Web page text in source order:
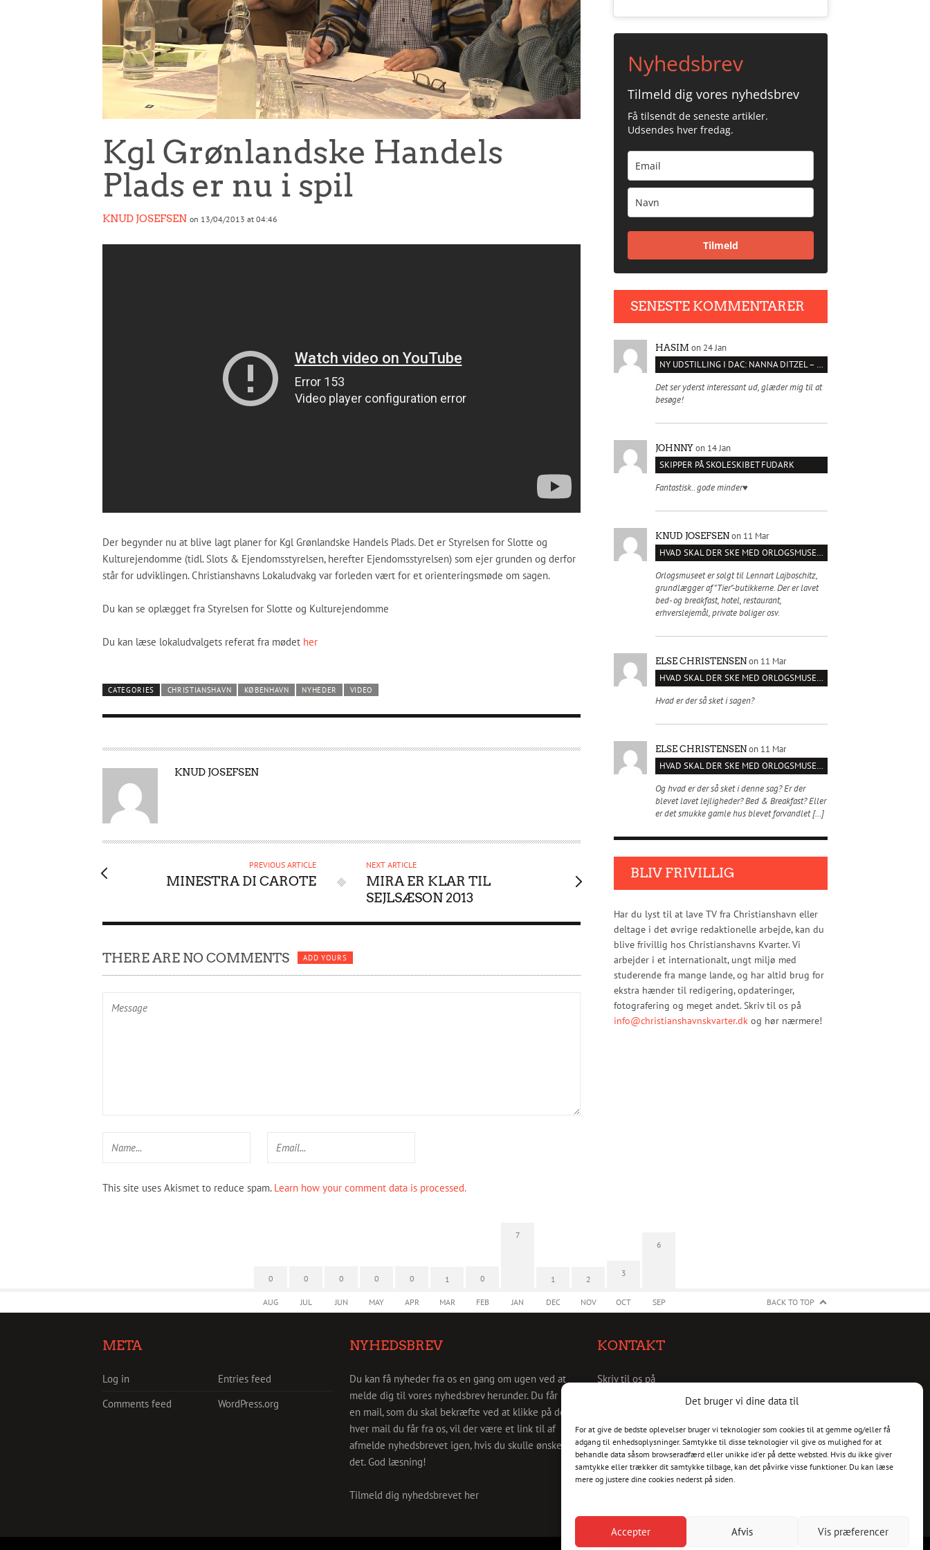
Det bruger vi dine data til
For at give de bedste oplevelser bruger vi teknologier som cookies til at gemme og/eller få
adgang til enhedsoplysninger. Samtykke til disse teknologier vil give os mulighed for at
behandle data såsom browseradfærd eller unikke id'er på dette websted. Hvis du ikke giver
samtykke eller trækker dit samtykke tilbage, kan det påvirke visse funktioner. Du kan læse
mere og justere dine cookies nederst på siden.
Accepter Afvis Vis præferencer
Kgl Grønlandske Handels
Plads er nu i spil
KNUD JOSEFSEN on 13/04/2013 at 04:46
Der begynder nu at blive lagt planer for Kgl Grønlandske Handels Plads. Det er Styrelsen for Slotte og
Kulturejendomme (tidl. Slots & Ejendomsstyrelsen, herefter Ejendomsstyrelsen) som ejer grunden og derfor
står for udviklingen. Christianshavns Lokaludvakg var forleden vært for et orienteringsmøde om sagen.
Du kan se oplægget fra Styrelsen for Slotte og Kulturejendomme
Du kan læse lokaludvalgets referat fra mødet her
CATEGORIES CHRISTIANSHAVN KØBENHAVN NYHEDER VIDEO
A
O
KNUD JOSEFSEN
PREVIOUS ARTICLE
MINESTRA DI CAROTE
NEXT ARTICLE
MIRA ER KLAR TIL
SEJLSÆSON 2013
THERE ARE NO COMMENTS ADD YOURS
This site uses Akismet to reduce spam. Learn how your comment data is processed.
Nyhedsbrev
Tilmeld dig vores nyhedsbrev
Få tilsendt de seneste artikler.
Udsendes hver fredag.
Tilmeld
SENESTE KOMMENTARER
HASIM on 24 Jan
NY UDSTILLING I DAC: NANNA DITZEL – SÆT KROPPEN FRI
Det ser yderst interessant ud, glæder mig til at
besøge!
JOHNNY on 14 Jan
SKIPPER PÅ SKOLESKIBET FUDARK
Fantastisk.. gode minder♥️
KNUD JOSEFSEN on 11 Mar
HVAD SKAL DER SKE MED ORLOGSMUSEET?
Orlogsmuseet er solgt til Lennart Lajboschitz,
grundlægger af "Tier"-butikkerne. Der er lavet
bed- og breakfast, hotel, restaurant,
erhverslejemål, private boliger osv.
ELSE CHRISTENSEN on 11 Mar
HVAD SKAL DER SKE MED ORLOGSMUSEET?
Hvad er der så sket i sagen?
ELSE CHRISTENSEN on 11 Mar
HVAD SKAL DER SKE MED ORLOGSMUSEET?
Og hvad er der så sket i denne sag? Er der
blevet lavet lejligheder? Bed & Breakfast? Eller
er det smukke gamle hus blevet forvandlet […]
BLIV FRIVILLIG
Har du lyst til at lave TV fra Christianshavn eller
deltage i det øvrige redaktionelle arbejde, kan du
blive frivillig hos Christianshavns Kvarter. Vi
arbejder i et internationalt, ungt miljø med
studerende fra mange lande, og har altid brug for
ekstra hænder til redigering, opdateringer,
fotografering og meget andet. Skriv til os på
info@christianshavnskvarter.dkog hør nærmere!
0
AUG
0
JUL
0
JUN
0
MAY
0
APR
1
MAR
0
FEB
7
JAN
1
DEC
2
NOV
3
OCT
6
SEP BACK TO TOP
META
Log in
Entries feed
Comments feed
WordPress.org
NYHEDSBREV
Du kan få nyheder fra os en gang om ugen ved at
melde dig til vores nyhedsbrev herunder. Du får så
en mail, som du skal bekræfte ved at klikke på den. I
hver mail du får fra os, vil der være et link til af
afmelde nyhedsbrevet igen, hvis du skulle ønske
det. God læsning!
Tilmeld dig nyhedsbrevet her
KONTAKT
Skriv til os på
info@christianshavnskvarter.dk